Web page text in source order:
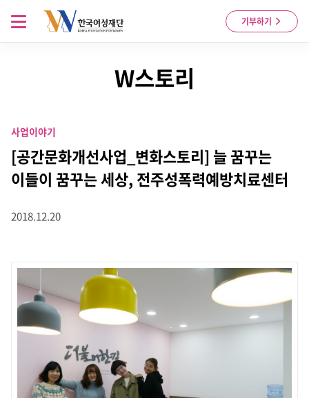
Skip to content
기부하기
메뉴 열기
W스토리
사업이야기
[공간문화개선사업_변화스토리] 늘 꿈꾸는
이들이 꿈꾸는 세상, 전주성폭력예방치료센터
2018.12.20